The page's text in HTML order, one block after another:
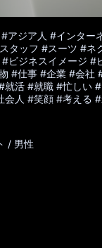
#アジア人 #インター
タッフ #スーツ #ネ
#ビジネスイメージ #
#仕事 #企業 #会社
就活 #就職 #忙しい
会人 #笑顔 #考える
/ 男性